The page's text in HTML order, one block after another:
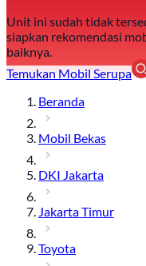
Unit ini sudah tidak
siapkan rekomendasi
baiknya.
Temukan Mobil Serupa
Beranda
Mobil Bekas
DKI Jakarta
Jakarta Timur
Toyota